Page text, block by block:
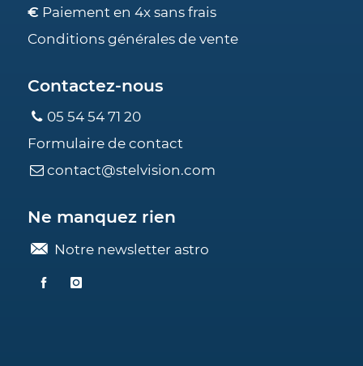
€ Paiement en 4x sans frais
Conditions générales de vente
Contactez-nous
05 54 54 71 20
Formulaire de contact
contact@stelvision.com
Ne manquez rien
Notre newsletter astro